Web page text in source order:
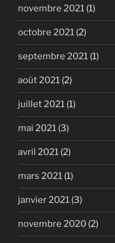
novembre 2021 (1)
octobre 2021 (2)
septembre 2021 (1)
août 2021 (2)
juillet 2021 (1)
mai 2021 (3)
avril 2021 (2)
mars 2021 (1)
janvier 2021 (3)
novembre 2020 (2)